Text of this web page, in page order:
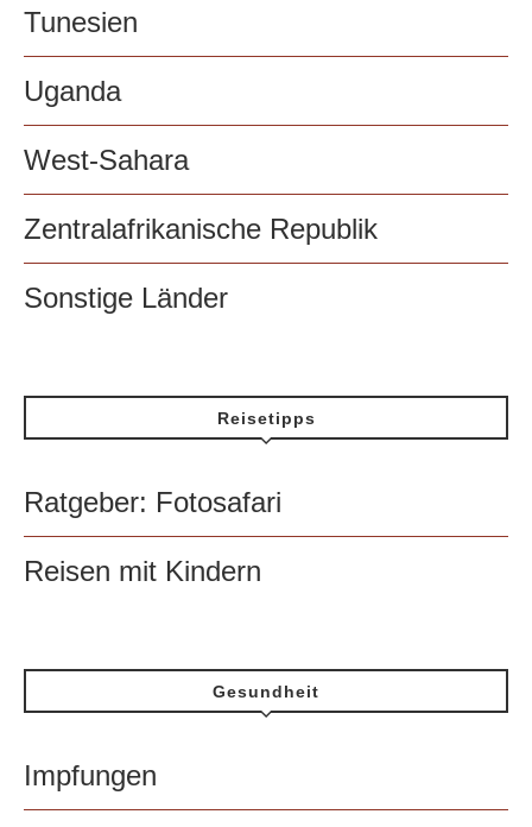
Tunesien
Uganda
West-Sahara
Zentralafrikanische Republik
Sonstige Länder
Reisetipps
Ratgeber: Fotosafari
Reisen mit Kindern
Gesundheit
Impfungen